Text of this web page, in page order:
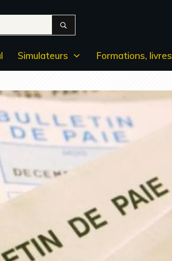
Simulateurs Formations, livres